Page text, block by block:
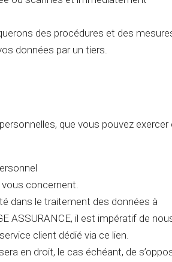
des procédures et des
données par un tiers.
que vous pouvez exercer
concernent.
dans le traitement des données à
ASSURANCE, il est impératif de
client dédié via ce lien.
en droit, le cas échéant, de